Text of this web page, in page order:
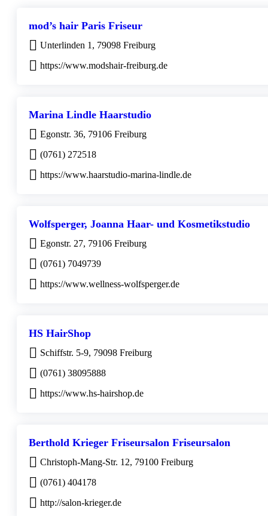
mod’s hair Paris Friseur
Unterlinden 1, 79098 Freiburg
https://www.modshair-freiburg.de
Marina Lindle Haarstudio
Egonstr. 36, 79106 Freiburg
(0761) 272518
https://www.haarstudio-marina-lindle.de
Wolfsperger, Joanna Haar- und Kosmetikstudio
Egonstr. 27, 79106 Freiburg
(0761) 7049739
https://www.wellness-wolfsperger.de
HS HairShop
Schiffstr. 5-9, 79098 Freiburg
(0761) 38095888
https://www.hs-hairshop.de
Berthold Krieger Friseursalon Friseursalon
Christoph-Mang-Str. 12, 79100 Freiburg
(0761) 404178
http://salon-krieger.de